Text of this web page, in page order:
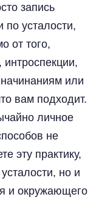
запись
по усталости,
от того,
или
вам подходит.
личное
не
эту практику,
но и
и окружающего